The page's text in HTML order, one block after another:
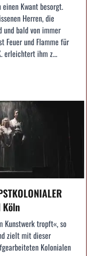
Kwant besorgt.
Herren, die
bald von immer
Feuer und Flamme für
erleichtert ihm z...
Köln
Kunstwerk tropft«, so
zielt mit dieser
Kolonialen